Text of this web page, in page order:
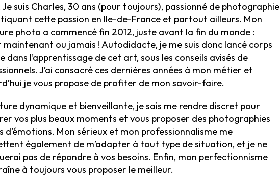
Je suis Charles, 30 ans (pour toujours), passionné de photographie
cette passion en Ile-de-France et partout ailleurs. Mon
photo a commencé fin 2012, juste avant la fin du monde :
maintenant ou jamais ! Autodidacte, je me suis donc lancé corps
dans l’apprentissage de cet art, sous les conseils avisés de
J’ai consacré ces dernières années à mon métier et
je vous propose de profiter de mon savoir-faire.
dynamique et bienveillante, je sais me rendre discret pour
vos plus beaux moments et vous proposer des photographies
d’émotions. Mon sérieux et mon professionnalisme me
également de m’adapter à tout type de situation, et je ne
pas de répondre à vos besoins. Enfin, mon perfectionnisme
à toujours vous proposer le meilleur.